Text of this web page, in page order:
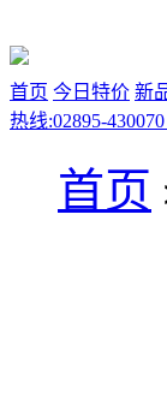
首页 今日特价 新
热线:02895-
首页